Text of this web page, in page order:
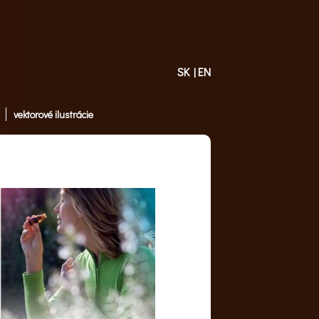
SK|EN
vektorové ilustrácie